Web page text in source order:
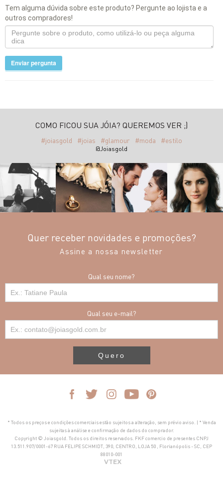
Tem alguma dúvida sobre este produto? Pergunte ao lojista e a
outros compradores!
Enviar pergunta
COMO FICOU SUA JÓIA? QUEREMOS VER ;)
#joiasgold #joias #glamour #moda #estilo
@Joiasgold
Quer receber novidades e promoções?
Assine a nossa newsletter
Qual seu nome?
Qual seu e-mail?
Quero
* Todos os preços e condições comerciais estão sujeitos a alteração, sem prévio aviso. | * Venda
sujeitas à análise e confirmação de dados do comprador.
Copyright © Joiasgold. Todos os direitos reservados. FKF comercio de presentes CNPJ
13.511.907/0001-67 RUA FELIPE SCHMIDT, 390, CENTRO, LOJA 50 , Florianópolis - SC, CEP
88010-001
VTEX